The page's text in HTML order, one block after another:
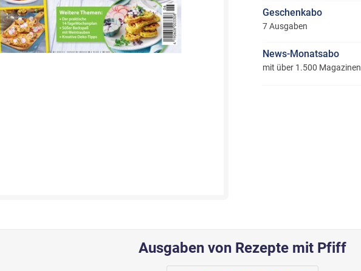
Geschenkabo
7 Ausgaben
News-Monatsabo
mit über 1.500 Magazinen
Ausgaben von Rezepte mit Pfiff